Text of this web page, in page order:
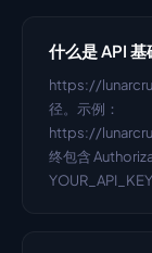
什么是 API 基
https://
径。示例：
https://
终包含